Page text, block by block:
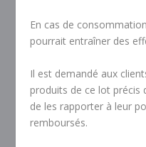
En cas de
pourrait entraîner des
Il est demandé aux
produits de ce lot précis
de les rapporter à leur
remboursés.